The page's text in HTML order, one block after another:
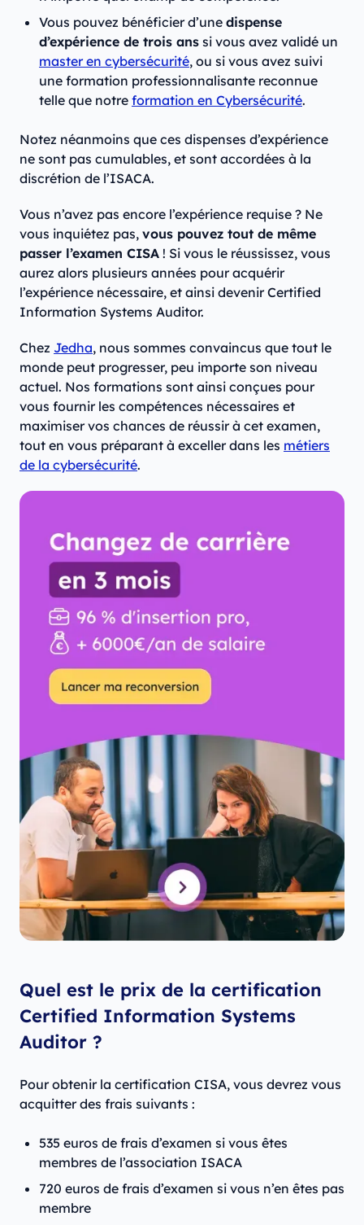
Vous pouvez bénéficier d’une dispense
d’expérience de trois ans si vous avez validé un
master en cybersécurité, ou si vous avez suivi
une formation professionnalisante reconnue
telle que notre formation en Cybersécurité.
Notez néanmoins que ces dispenses d’expérience
ne sont pas cumulables, et sont accordées à la
discrétion de l’ISACA.‍
Vous n’avez pas encore l’expérience requise ? Ne
vous inquiétez pas, vous pouvez tout de même
passer l’examen CISA ! Si vous le réussissez, vous
aurez alors plusieurs années pour acquérir
l’expérience nécessaire, et ainsi devenir Certified
Information Systems Auditor.
Chez Jedha, nous sommes convaincus que tout le
monde peut progresser, peu importe son niveau
actuel. Nos formations sont ainsi conçues pour
vous fournir les compétences nécessaires et
maximiser vos chances de réussir à cet examen,
tout en vous préparant à exceller dans les métiers
de la cybersécurité.
Quel est le prix de la certification
Certified Information Systems
Auditor ?
Pour obtenir la certification CISA, vous devrez vous
acquitter des frais suivants :
535 euros de frais d’examen si vous êtes
membres de l’association ISACA
720 euros de frais d’examen si vous n’en êtes pas
membre